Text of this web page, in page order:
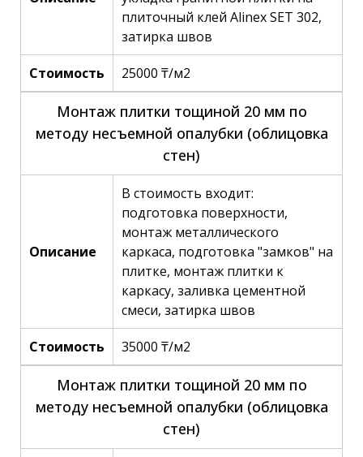
плиточный клей Alinex SET 302,
затирка швов
Стоимость 25000 ₸/м2
Монтаж плитки тощиной 20 мм по
методу несъемной опалубки (облицовка
стен)
Описание
В стоимость входит:
подготовка поверхности,
монтаж металлического
каркаса, подготовка "замков" на
плитке, монтаж плитки к
каркасу, заливка цементной
смеси, затирка швов
Стоимость 35000 ₸/м2
Монтаж плитки тощиной 20 мм по
методу несъемной опалубки (облицовка
стен)